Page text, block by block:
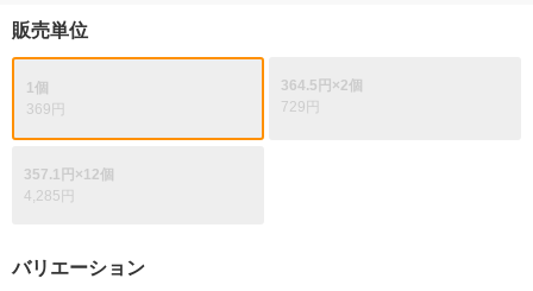
販売単位
1個
369円
364.5円×2個
729円
357.1円×12個
4,285円
バリエーション